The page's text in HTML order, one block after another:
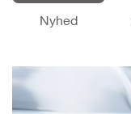
Nyhed